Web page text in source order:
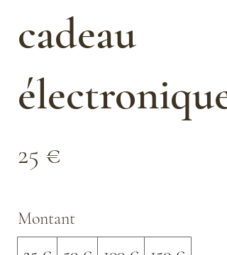
cadeau
électronique
25 €
Montant